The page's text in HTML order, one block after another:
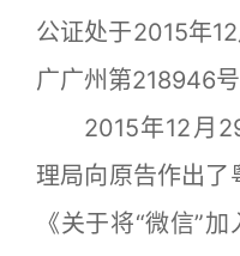
公证处于2015年
广广州第218946号
2015年12月29
理局向原告作出
《关于将“微信”